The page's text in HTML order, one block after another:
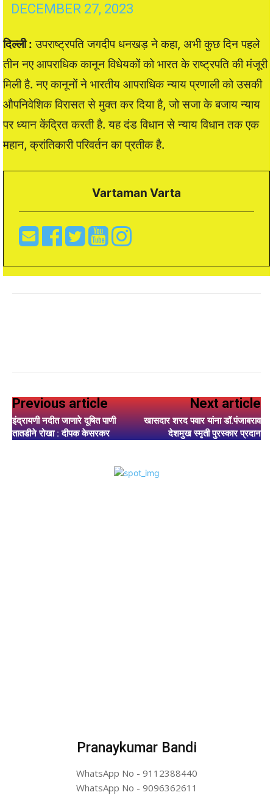
DECEMBER 27, 2023
दिल्ली : उपराष्ट्रपति जगदीप धनखड़ ने कहा, अभी कुछ दिन पहले
तीन नए आपराधिक कानून विधेयकों को भारत के राष्ट्रपति की मंजूरी
मिली है. नए कानूनों ने भारतीय आपराधिक न्याय प्रणाली को उसकी
औपनिवेशिक विरासत से मुक्त कर दिया है, जो सजा के बजाय न्याय
पर ध्यान केंद्रित करती है. यह दंड विधान से न्याय विधान तक एक
महान, क्रांतिकारी परिवर्तन का प्रतीक है.
Vartaman Varta
Previous article
इंद्रायणी नदीत जाणारे दूषित पाणी
तातडीने रोखा : दीपक केसरकर
Next article
खासदार शरद पवार यांना डॉ.पंजाबराव
देशमुख स्मृती पुरस्कार प्रदान
Pranaykumar Bandi
WhatsApp No - 9112388440
WhatsApp No - 9096362611